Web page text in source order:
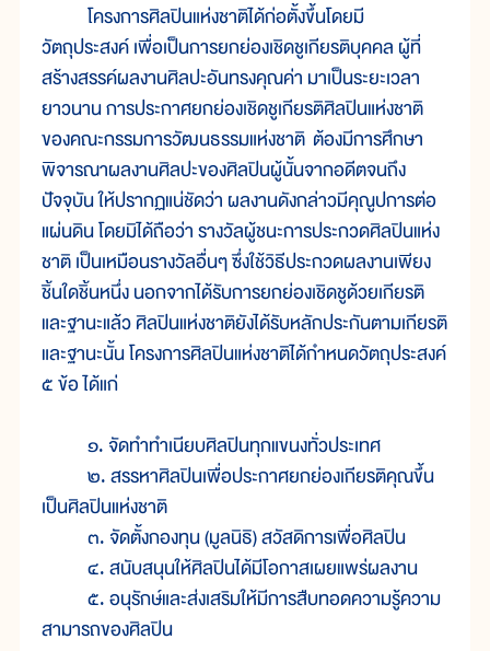
โครงการศิลปินแห่งชาติได้ก่อตั้งขึ้นโดยมี
วัตถุประสงค์ เพื่อเป็นการยกย่องเชิดชูเกียรติบุคคล ผู้ที่
สร้างสรรค์ผลงานศิลปะอันทรงคุณค่า มาเป็นระยะเวลา
ยาวนาน การประกาศยกย่องเชิดชูเกียรติศิลปินแห่งชาติ
ของคณะกรรมการวัฒนธรรมแห่งชาติ ต้องมีการศึกษา
พิจารณาผลงานศิลปะของศิลปินผู้นั้นจากอดีตจนถึง
ปัจจุบัน ให้ปรากฏแน่ชัดว่า ผลงานดังกล่าวมีคุณูปการต่อ
แผ่นดิน โดยมิได้ถือว่า รางวัลผู้ชนะการประกวดศิลปินแห่ง
ชาติ เป็นเหมือนรางวัลอื่นๆ ซึ่งใช้วิธีประกวดผลงานเพียง
ชิ้นใดชิ้นหนึ่ง นอกจากได้รับการยกย่องเชิดชูด้วยเกียรติ
และฐานะแล้ว ศิลปินแห่งชาติยังได้รับหลักประกันตามเกียรติ
และฐานะนั้น โครงการศิลปินแห่งชาติได้กำหนดวัตถุประสงค์
๕ ข้อ ได้แก่
๑. จัดทำทำเนียบศิลปินทุกแขนงทั่วประเทศ
๒. สรรหาศิลปินเพื่อประกาศยกย่องเกียรติคุณขึ้น
เป็นศิลปินแห่งชาติ
๓. จัดตั้งกองทุน (มูลนิธิ) สวัสดิการเพื่อศิลปิน
๔. สนับสนุนให้ศิลปินได้มีโอกาสเผยแพร่ผลงาน
๕. อนุรักษ์และส่งเสริมให้มีการสืบทอดความรู้ความ
สามารถของศิลปิน